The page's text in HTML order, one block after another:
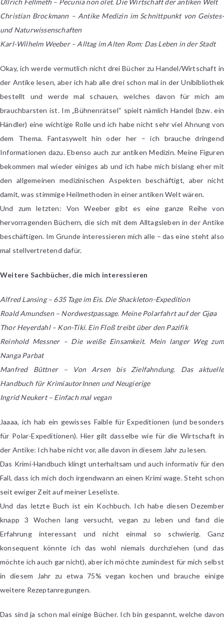
Christian Brockmann – Antike Medizin im Schnittpunkt von Geistes-
und Naturwissenschaften
Karl-Wilhelm Weeber – Alltag im Alten Rom: Das Leben in der Stadt
Okay, ich werde vermutlich nicht drei Bücher zu Handel/Wirtschaft in
der Antike lesen, aber ich hab alle drei schon mal in der Unibibliothek
bestellt und werde mal schauen, welches davon für mich am
brauchbarsten ist. Im „Bühnenrätsel“ spielt nämlich Handel (bzw. ein
Händler) eine wichtige Rolle und ich habe nicht sehr viel Ahnung von
dem Thema. Fantasywelt hin oder her – ich brauche dringend
Informationen dazu. Ebenso auch zur antiken Medizin. Meine Figuren
bekommen mal wieder einiges ab und ich habe mich bislang eher mit
den allgemeinen medizinischen Aspekten beschäftigt, aber nicht
damit, was stimmige Heilmethoden in einer antiken Welt wären.
Und zum letzten: Von Weeber gibt es eine ganze Reihe von
hervorragenden Büchern, die sich mit dem Alltagsleben in der Antike
beschäftigen. Im Grunde interessieren mich alle – das eine steht also
mal stellvertretend dafür.
Weitere Sachbücher, die mich interessieren
Alfred Lansing – 635 Tage im Eis. Die Shackleton-Expedition
Roald Amundsen – Nordwestpassage. Meine Polarfahrt auf der Gjøa
Thor Heyerdahl – Kon-Tiki. Ein Floß treibt über den Pazifik
Reinhold Messner – Die weiße Einsamkeit. Mein langer Weg zum
Nanga Parbat
Manfred Büttner – Von Arsen bis Zielfahndung. Das aktuelle
Handbuch für KrimiautorInnen und Neugierige
Ingrid Neukert – Einfach mal vegan
Jaaaa, ich hab ein gewisses Faible für Expeditionen (und besonders
für Polar-Expeditionen). Hier gilt dasselbe wie für die Wirtschaft in
der Antike: Ich habe nicht vor, alle davon in diesem Jahr zu lesen.
Das Krimi-Handbuch klingt unterhaltsam und auch informativ für den
Fall, dass ich mich doch irgendwann an einen Krimi wage. Steht schon
seit ewiger Zeit auf meiner Leseliste.
Und das letzte Buch ist ein Kochbuch. Ich habe diesen Dezember
knapp 3 Wochen lang versucht, vegan zu leben und fand die
Erfahrung interessant und nicht einmal so schwierig. Ganz
konsequent könnte ich das wohl niemals durchziehen (und das
möchte ich auch gar nicht), aber ich möchte zumindest für mich selbst
in diesem Jahr zu etwa 75% vegan kochen und brauche einige
weitere Rezeptanregungen.
Das sind ja schon mal einige Bücher. Ich bin gespannt, welche davon